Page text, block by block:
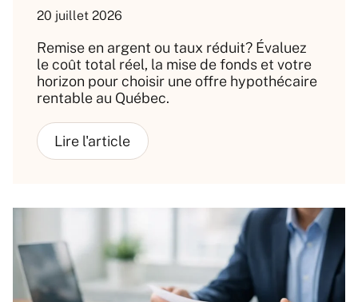
20 juillet 2026
Remise en argent ou taux réduit? Évaluez
le coût total réel, la mise de fonds et votre
horizon pour choisir une offre hypothécaire
rentable au Québec.